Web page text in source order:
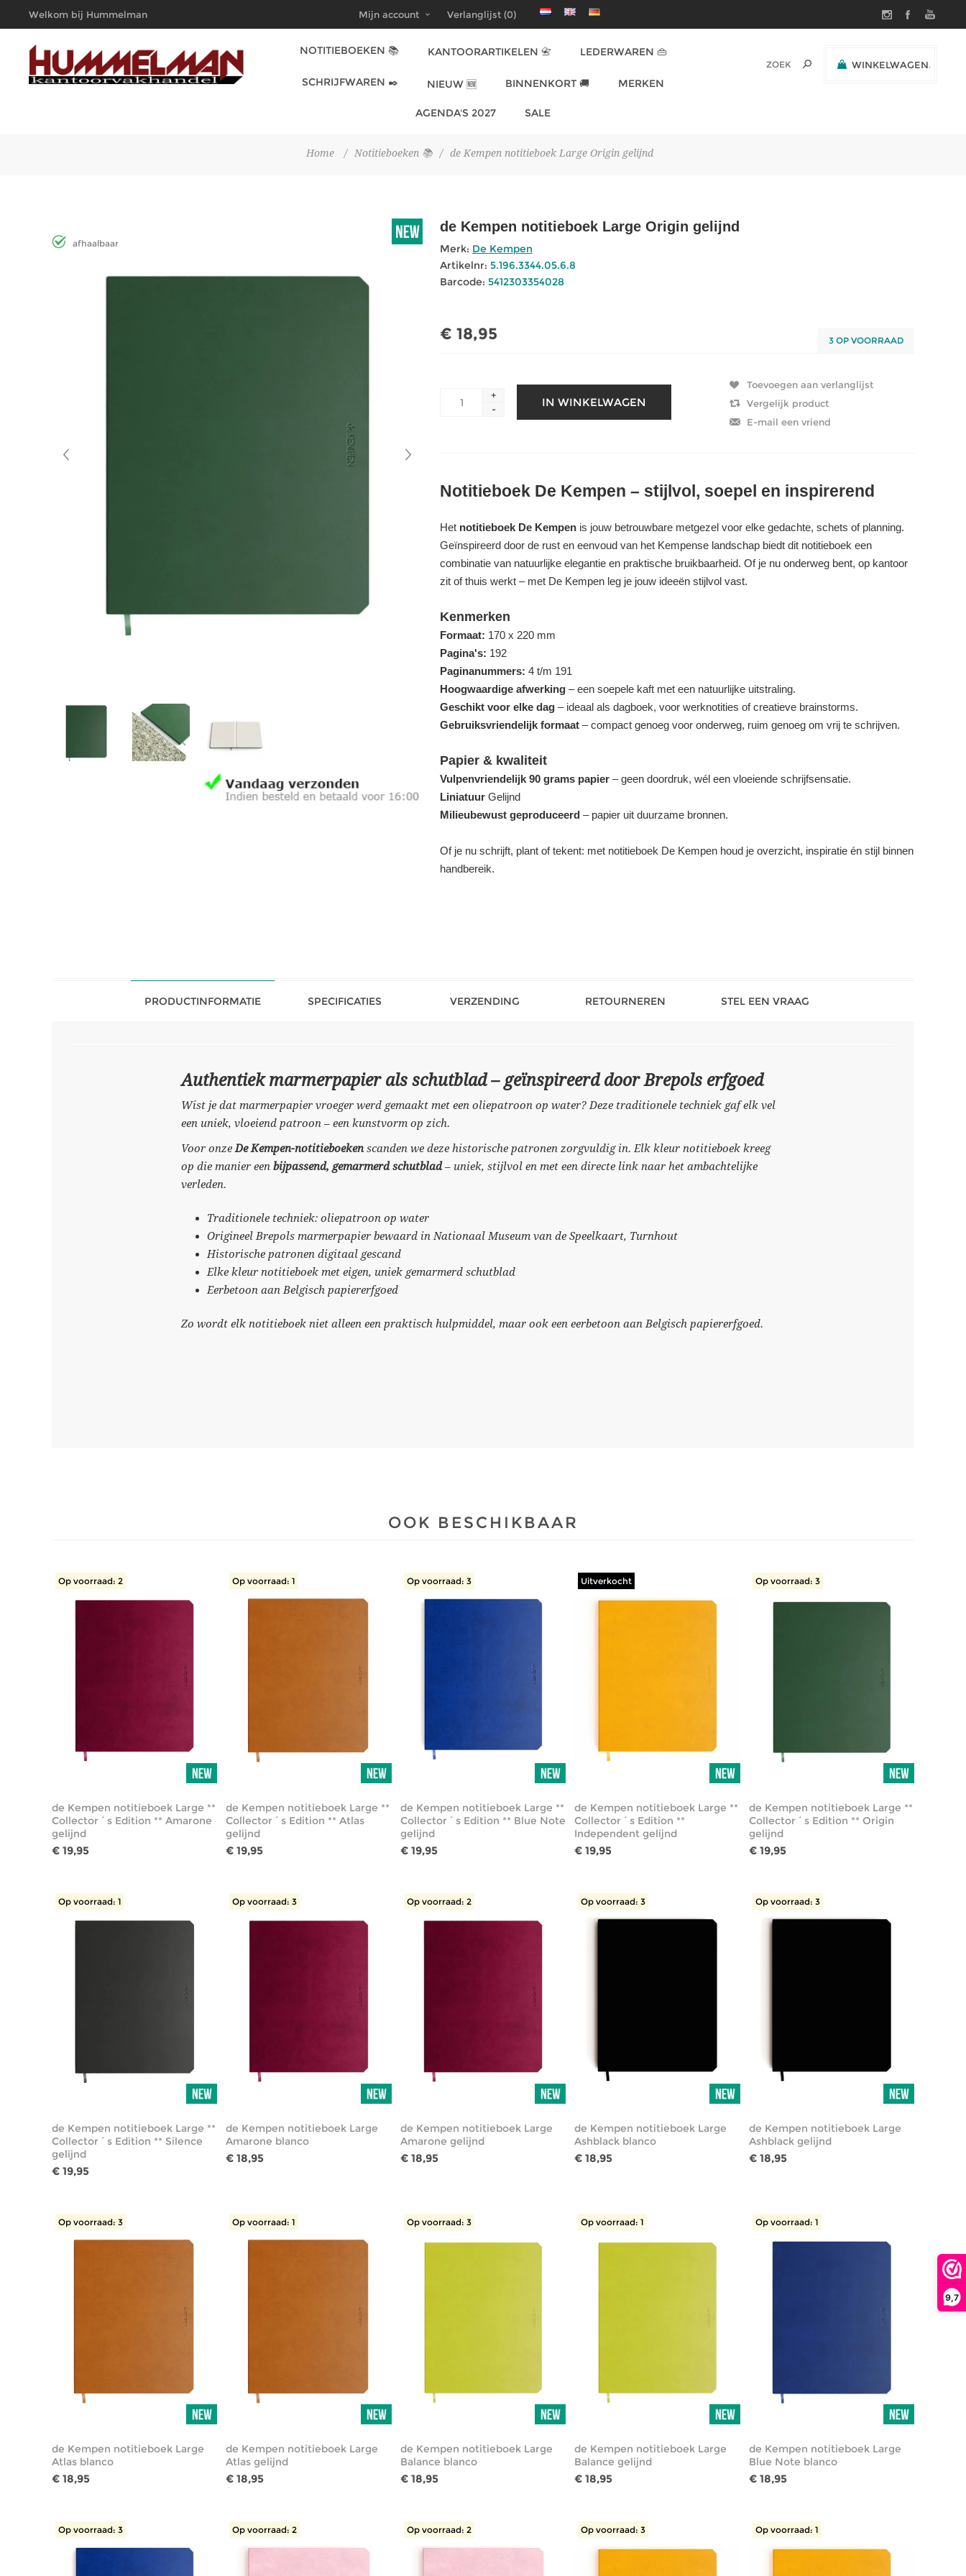
9,7
Welkom bij Hummelman
Kantoorvakhandel
Mijn account Verlanglijst (0)
WINKELWAGEN
NOTITIEBOEKEN 📚 KANTOORARTIKELEN 📇 LEDERWAREN 👜
SCHRIJFWAREN ✒️ NIEUW 🆕 BINNENKORT 🚚 MERKEN
AGENDA'S 2027 SALE
Home / Notitieboeken 📚 / de Kempen notitieboek Large Origin gelijnd
afhaalbaar
de Kempen notitieboek Large Origin gelijnd
Merk: De Kempen
Artikelnr: 5.196.3344.05.6.8
Barcode: 5412303354028
€ 18,95 3 OP VOORRAAD
+
-
Notitieboek De Kempen – stijlvol, soepel en inspirerend
Het notitieboek De Kempen is jouw betrouwbare metgezel voor elke gedachte, schets of planning.
Geïnspireerd door de rust en eenvoud van het Kempense landschap biedt dit notitieboek een
combinatie van natuurlijke elegantie en praktische bruikbaarheid. Of je nu onderweg bent, op kantoor
zit of thuis werkt – met De Kempen leg je jouw ideeën stijlvol vast.
Kenmerken
Formaat: 170 x 220 mm
Pagina's: 192
Paginanummers: 4 t/m 191
Hoogwaardige afwerking – een soepele kaft met een natuurlijke uitstraling.
Geschikt voor elke dag – ideaal als dagboek, voor werknotities of creatieve brainstorms.
Gebruiksvriendelijk formaat – compact genoeg voor onderweg, ruim genoeg om vrij te schrijven.
Papier & kwaliteit
Vulpenvriendelijk 90 grams papier – geen doordruk, wél een vloeiende schrijfsensatie.
Liniatuur Gelijnd
Milieubewust geproduceerd – papier uit duurzame bronnen.
Of je nu schrijft, plant of tekent: met notitieboek De Kempen houd je overzicht, inspiratie én stijl binnen
handbereik.
PRODUCTINFORMATIE SPECIFICATIES VERZENDING RETOURNEREN STEL EEN VRAAG
Authentiek marmerpapier als schutblad – geïnspireerd door Brepols erfgoed
Wist je dat marmerpapier vroeger werd gemaakt met een oliepatroon op water? Deze traditionele techniek gaf elk vel
een uniek, vloeiend patroon – een kunstvorm op zich.
Voor onzeDe Kempen-notitieboekenscanden we deze historische patronen zorgvuldig in. Elk kleur notitieboek kreeg
op die manier een bijpassend, gemarmerd schutblad– uniek, stijlvol en met een directe link naar het ambachtelijke
verleden.
Traditionele techniek: oliepatroon op water
Origineel Brepols marmerpapier bewaard in Nationaal Museum van de Speelkaart, Turnhout
Historische patronen digitaal gescand
Elke kleur notitieboek met eigen, uniek gemarmerd schutblad
Eerbetoon aan Belgisch papiererfgoed
Zo wordt elk notitieboek niet alleen een praktisch hulpmiddel, maar ook een eerbetoon aan Belgisch papiererfgoed.
OOK BESCHIKBAAR
Op voorraad: 2
de Kempen notitieboek Large **
Collector´s Edition ** Amarone
gelijnd
€ 19,95
Op voorraad: 1
de Kempen notitieboek Large **
Collector´s Edition ** Atlas
gelijnd
€ 19,95
Op voorraad: 3
de Kempen notitieboek Large **
Collector´s Edition ** Blue Note
gelijnd
€ 19,95
Uitverkocht
de Kempen notitieboek Large **
Collector´s Edition **
Independent gelijnd
€ 19,95
Op voorraad: 3
de Kempen notitieboek Large **
Collector´s Edition ** Origin
gelijnd
€ 19,95
Op voorraad: 1
de Kempen notitieboek Large **
Collector´s Edition ** Silence
gelijnd
€ 19,95
Op voorraad: 3
de Kempen notitieboek Large
Amarone blanco
€ 18,95
Op voorraad: 2
de Kempen notitieboek Large
Amarone gelijnd
€ 18,95
Op voorraad: 3
de Kempen notitieboek Large
Ashblack blanco
€ 18,95
Op voorraad: 3
de Kempen notitieboek Large
Ashblack gelijnd
€ 18,95
Op voorraad: 3
de Kempen notitieboek Large
Atlas blanco
€ 18,95
Op voorraad: 1
de Kempen notitieboek Large
Atlas gelijnd
€ 18,95
Op voorraad: 3
de Kempen notitieboek Large
Balance blanco
€ 18,95
Op voorraad: 1
de Kempen notitieboek Large
Balance gelijnd
€ 18,95
Op voorraad: 1
de Kempen notitieboek Large
Blue Note blanco
€ 18,95
Op voorraad: 3 Op voorraad: 2 Op voorraad: 2 Op voorraad: 3 Op voorraad: 1